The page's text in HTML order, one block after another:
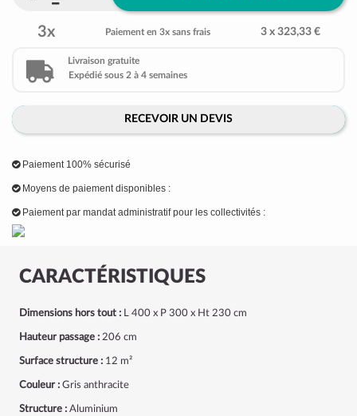
CARACTÉRISTIQUES
Dimensions hors tout : L 400 x P 300 x Ht 230 cm
Hauteur passage : 206 cm
Surface structure : 12 m²
Couleur : Gris anthracite
Structure : Aluminium
3x Paiement en 3x sans frais 3 x 323,33 €
Livraison gratuite
Expédié sous 2 à 4 semaines
RECEVOIR UN DEVIS
Paiement 100% sécurisé
Moyens de paiement disponibles :
Paiement par mandat administratif pour les collectivités :